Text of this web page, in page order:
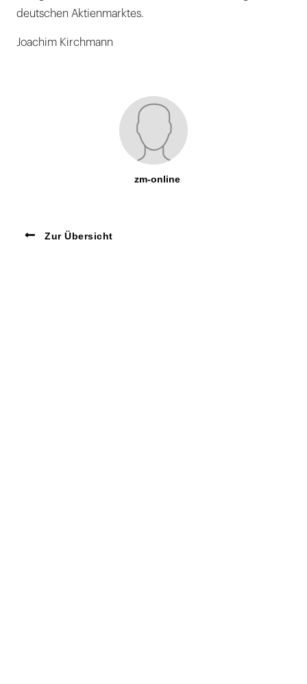
deutschen Aktienmarktes.
Joachim Kirchmann
zm-online
Zur Übersicht